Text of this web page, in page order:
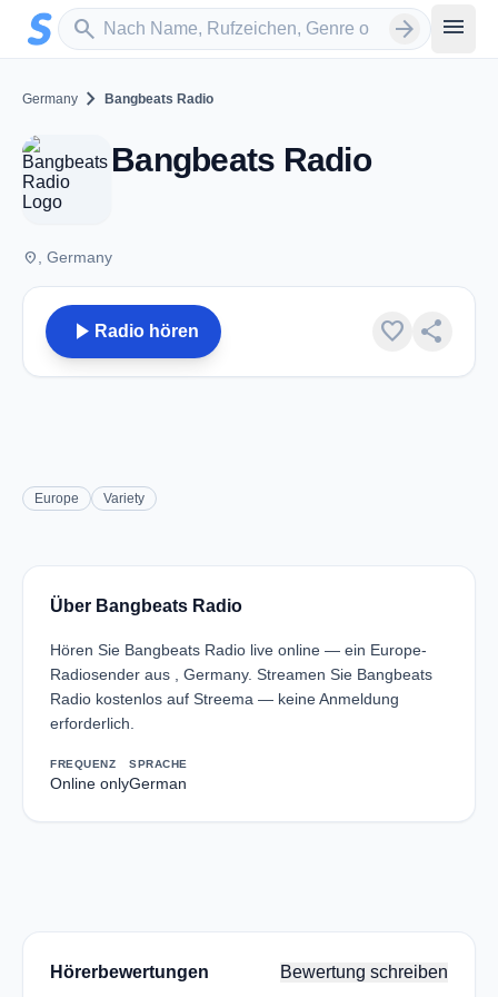
Zum Hauptinhalt springen
search
Sender suchen arrow_forward menu
Germany chevron_right Bangbeats Radio
Bangbeats Radio
place , Germany
play_arrow Radio hören favorite share
Europe Variety
Über Bangbeats Radio
Hören Sie Bangbeats Radio live online — ein Europe-
Radiosender aus , Germany. Streamen Sie Bangbeats
Radio kostenlos auf Streema — keine Anmeldung
erforderlich.
FREQUENZ
Online only
SPRACHE
German
Hörerbewertungen Bewertung schreiben